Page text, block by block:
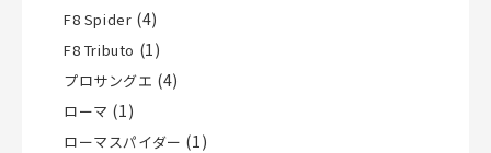
F8 Spider (4)
F8 Tributo (1)
プロサングエ (4)
ローマ (1)
ローマスパイダー (1)